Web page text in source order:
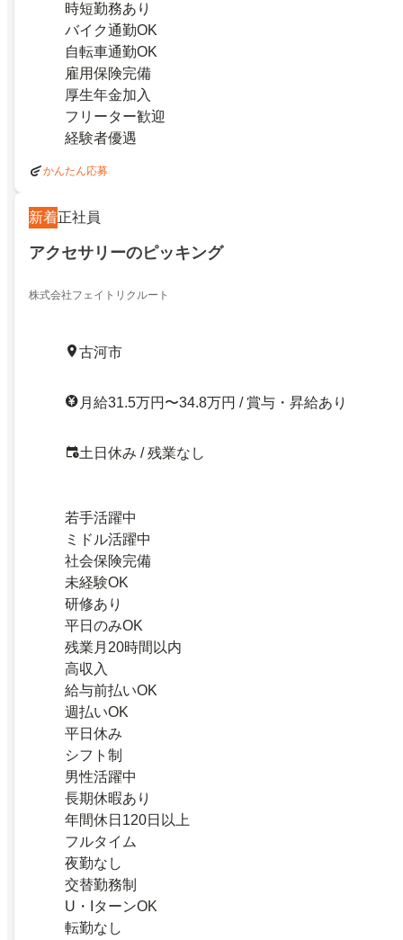
時短勤務あり
バイク通勤OK
自転車通勤OK
雇用保険完備
厚生年金加入
フリーター歓迎
経験者優遇
かんたん応募
新着正社員
アクセサリーのピッキング
株式会社フェイトリクルート
古河市
月給31.5万円〜34.8万円 / 賞与・昇給あり
土日休み / 残業なし
若手活躍中
ミドル活躍中
社会保険完備
未経験OK
研修あり
平日のみOK
残業月20時間以内
高収入
給与前払いOK
週払いOK
平日休み
シフト制
男性活躍中
長期休暇あり
年間休日120日以上
フルタイム
夜勤なし
交替勤務制
U・IターンOK
転勤なし